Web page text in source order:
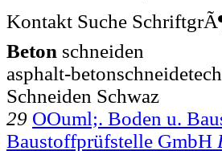
Kontakt Suche
Beton schneiden
asphalt-
Schneiden Schwaz
29 OOuml;. Boden u.
Baustoffprüfstelle GmbH